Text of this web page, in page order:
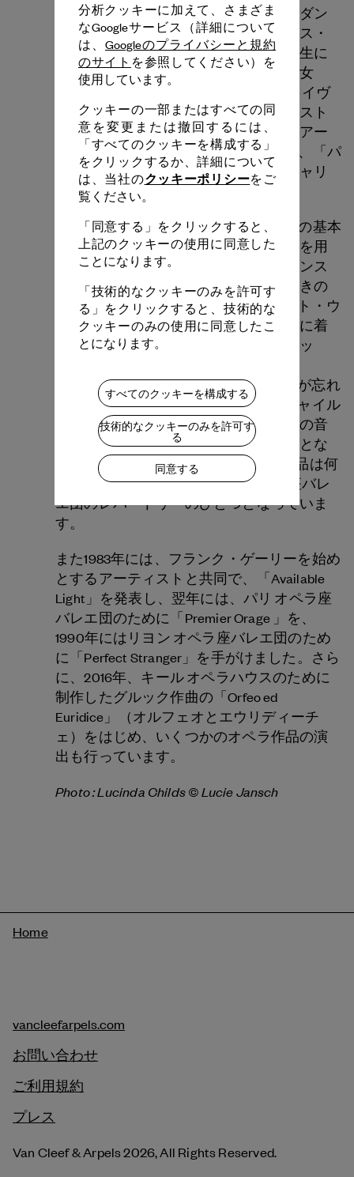
ルシンダ・チャイルズは幼少時より、ダン
スや演劇に触発されてきました。マース・
カニングハムとの出会いが、彼女が人生に
おいて進むべき道を決定づけます。彼女
は、ジャドソン ダンスシアターにて、イヴ
ォンヌ・ライナー、スティーヴ・パクスト
ン、トリシャ・ブラウンなどから成るアー
ティスト集団の一員に加わり、1963年、「パ
スタイム」によって振付家としてのキャリ
アをスタートさせます。
1968年以降、彼女はクラシックダンスの基本
的な表現に、脱構築主義的なロジックを用
いはじめます。その数年後に自身のダンス
カンパニーを立ち上げてミニマルな動きの
表現を追求し、1976年からは、ロバート・ウ
ィルソンとの一連のコラボレーションに着
手します。そのうちのひとつ、フィリッ
「Einstein on the Beach」は、彼のソロが忘れ
がたい名作となりました。1979年、チャイル
ズは、同じくフィリップ・グラス作曲の音
楽を用いた初の大規模なグループ作品とな
る「Dance」を制作。その後、この作品は何
度も再演され、現在はリヨン オペラ座バレ
エ団のレパートリーのひとつとなっていま
す。
また1983年には、フランク・ゲーリーを始め
とするアーティストと共同で、「Available
Light」を発表し、翌年には、パリ オペラ座
バレエ団のために「Premier Orage 」を、
1990年にはリヨン オペラ座バレエ団のため
に「Perfect Stranger」を手がけました。さら
に、2016年、キール オペラハウスのために
制作したグルック作曲の「Orfeo ed
Euridice」（オルフェオとエウリディーチ
ェ）をはじめ、いくつかのオペラ作品の演
出も行っています。
Photo : Lucinda Childs ©Lucie Jansch
Breadcrumb
Home
vancleefarpels.com
お問い合わせ
ご利用規約
プレス
Van Cleef & Arpels 2026, All Rights Reserved.
分析クッキーに加えて、さまざま
なGoogleサービス（詳細について
は、 Googleのプライバシーと規約
のサイト を参照してください）を
使用しています。
クッキーの一部またはすべての同
意を変更または撤回するには、
「すべてのクッキーを構成する」
をクリックするか、詳細について
は、当社のクッキーポリシーをご
覧ください。
「同意する」をクリックすると、
上記のクッキーの使用に同意した
ことになります。
「技術的なクッキーのみを許可す
る」をクリックすると、技術的な
クッキーのみの使用に同意したこ
とになります。
すべてのクッキーを構成する
技術的なクッキーのみを許可す
る
同意する